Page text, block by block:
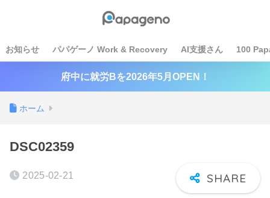
お知らせ パパゲーノ Work & Recovery AI支援さん 100
府中に就労Bを2026年5月OPEN！
ホーム
DSC02359
2025-02-21